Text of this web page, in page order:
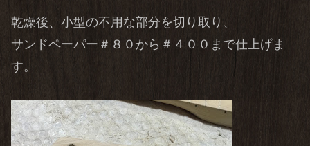
乾燥後、小型の不用な部分を切り取り、
サンドペーパー＃８０から＃４００まで仕上げま
す。